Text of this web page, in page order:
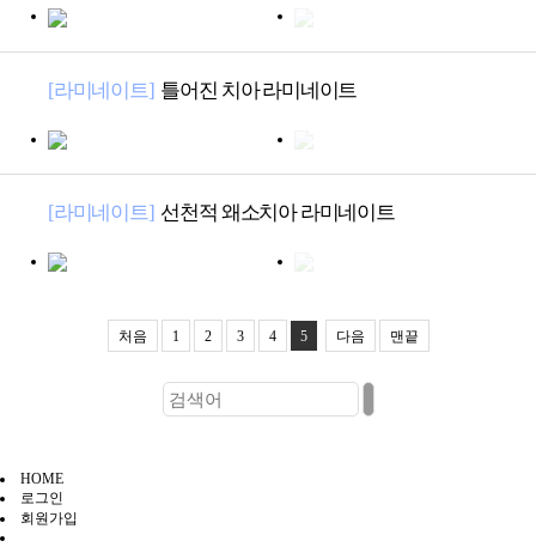
[라미네이트]틀어진 치아 라미네이트
[라미네이트]선천적 왜소치아 라미네이트
처음 1 2 3 4 5 다음 맨끝
HOME
로그인
회원가입